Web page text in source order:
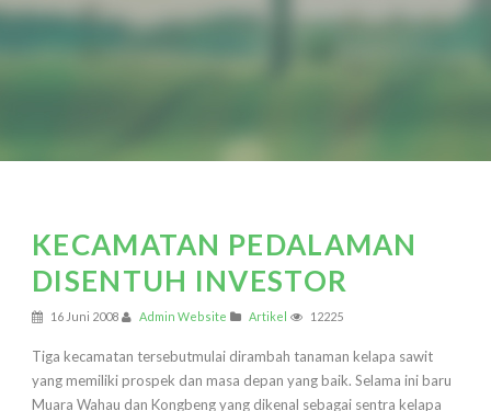
KECAMATAN PEDALAMAN
DISENTUH INVESTOR
16 Juni 2008 Admin Website Artikel 12225
Tiga kecamatan tersebutmulai dirambah tanaman kelapa sawit
yang memiliki prospek dan masa depan yang baik. Selama ini baru
Muara Wahau dan Kongbeng yang dikenal sebagai sentra kelapa